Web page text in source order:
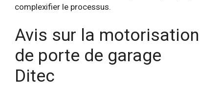
complexifier le processus.
Avis sur la motorisation
de porte de garage
Ditec